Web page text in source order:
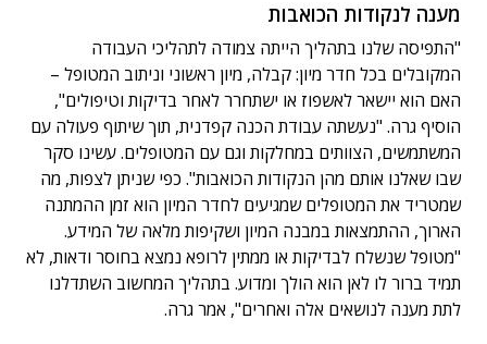
מענה לנקודות הכואבות
"התפיסה שלנו בתהליך הייתה צמודה לתהליכי העבודה
המקובלים בכל חדר מיון: קבלה, מיון ראשוני וניתוב המטופל –
האם הוא יישאר לאשפוז או ישתחרר לאחר בדיקות וטיפולים",
הוסיף גרה. "נעשתה עבודת הכנה קפדנית, תוך שיתוף פעולה עם
המשתמשים, הצוותים במחלקות וגם עם המטופלים. עשינו סקר
שבו שאלנו אותם מהן הנקודות הכואבות". כפי שניתן לצפות, מה
שמטריד את המטופלים שמגיעים לחדר המיון הוא זמן ההמתנה
הארוך, ההתמצאות במבנה המיון ושקיפות מלאה של המידע.
"מטופל שנשלח לבדיקות או ממתין לרופא נמצא בחוסר ודאות, לא
תמיד ברור לו לאן הוא הולך ומדוע. בתהליך המחשוב השתדלנו
לתת מענה לנושאים אלה ואחרים", אמר גרה.